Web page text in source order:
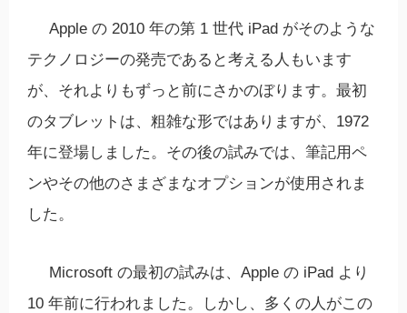
Apple の 2010 年の第 1 世代 iPad がそのような
テクノロジーの発売であると考える人もいます
が、それよりもずっと前にさかのぼります。最初
のタブレットは、粗雑な形ではありますが、1972
年に登場しました。その後の試みでは、筆記用ペ
ンやその他のさまざまなオプションが使用されま
した。
Microsoft の最初の試みは、Apple の iPad より
10 年前に行われました。しかし、多くの人がこの